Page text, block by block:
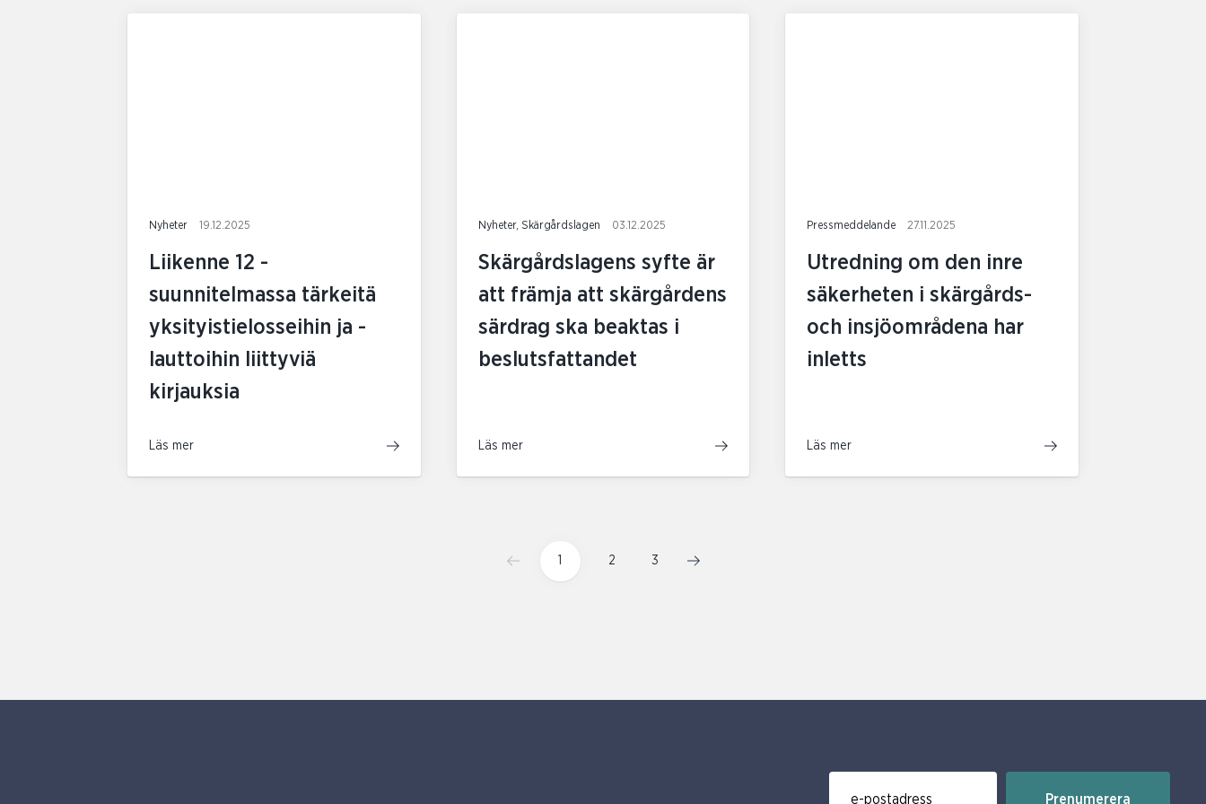
Nyheter 19.12.2025
Liikenne 12 -
suunnitelmassa tärkeitä
yksityistielosseihin ja -
lauttoihin liittyviä
kirjauksia
Läs mer
Nyheter, Skärgårdslagen 03.12.2025
Skärgårdslagens syfte är
att främja att skärgårdens
särdrag ska beaktas i
beslutsfattandet
Läs mer
Pressmeddelande 27.11.2025
Utredning om den inre
säkerheten i skärgårds-
och insjöområdena har
inletts
Läs mer
2 3
Prenumerera